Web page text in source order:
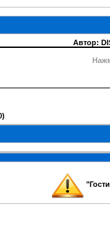
Автор:
"Гости